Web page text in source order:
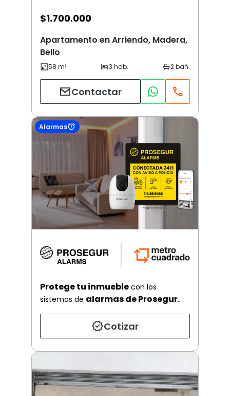
$1.700.000
Apartamento en Arriendo, Madera,
Bello
Contactar
Alarmas
Protege tu inmueble con los
sistemas de alarmas de Prosegur.
Cotizar